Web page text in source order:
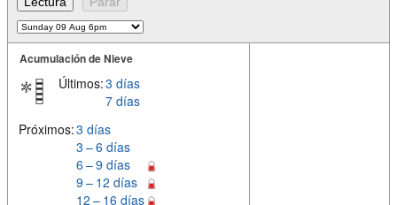
Acumulación de Nieve
Últimos:3 días
7 días
Próximos:3 días
3 – 6 días
6 – 9 días
9 – 12 días
12 – 16 días